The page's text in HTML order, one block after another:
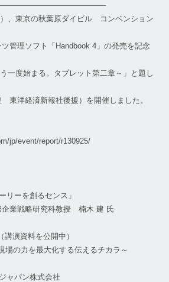
、東京の秋葉原ダイビル コンベンション
管理ソフト「Handbook 4」の発売を記念
一度始まる。タブレット第二章～」と題し
東洋経済新報社後援）を開催しました。
jp/event/report/r130925/
リーを創るセンス」
業戦略研究科教授 楠木 建 氏
演資料を公開中）
場の力を最大化する伝えるチカラ～
ャパン株式会社